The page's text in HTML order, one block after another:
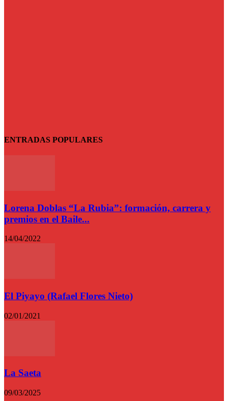
ENTRADAS POPULARES
Lorena Doblas “La Rubia”: formación, carrera y
premios en el Baile...
14/04/2022
El Piyayo (Rafael Flores Nieto)
02/01/2021
La Saeta
09/03/2025